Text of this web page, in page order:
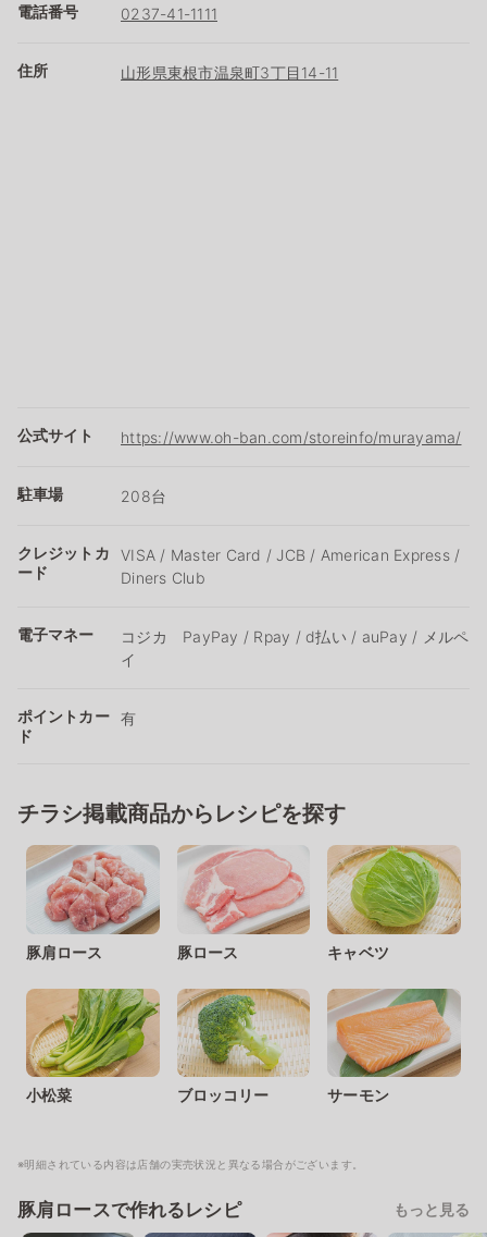
電話番号 0237-41-1111
住所 山形県東根市温泉町3丁目14-11
公式サイト https://www.oh-ban.com/storeinfo/murayama/
駐車場 208台
クレジットカ
ード
VISA / Master Card / JCB / American Express /
Diners Club
電子マネー
コジカ PayPay / Rpay / d払い / auPay / メルペ
イ
ポイントカー
ド
有
チラシ掲載商品からレシピを探す
豚肩ロース 豚ロース キャベツ
小松菜 ブロッコリー サーモン
※明細されている内容は店舗の実売状況と異なる場合がございます。
豚肩ロースで作れるレシピ もっと見る